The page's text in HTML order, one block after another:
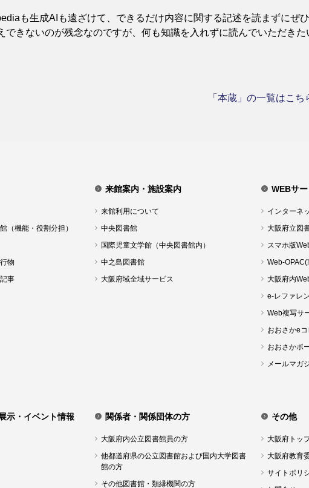
も生成AIも遠ざけて、できるだけ内容に関する記述を読まずにぜ
できないのが残念なのですが、何も知識を入れずに読んでいただき
「本蔵」の一覧はこち
（機能・役割分担）
物
事
来館案内・施設案内
来館利用について
中央図書館
国際児童文学館（中央図書館内）
中之島図書館
大阪府域全域サービス
WEBサ
インターネ
大阪府立図
スマホ版
Web-
大阪府内
e-レファレ
Web複写サ
おおさかe
おおさかポ
メールマガ
示・イベント情報 関係者・関係団体の方
大阪府内公立図書館員の方
他都道府県の公立図書館および国内大学図書
館の方
その他図書館・類縁機関の方
その他
大阪府トッ
大阪府教育
サイトポリ